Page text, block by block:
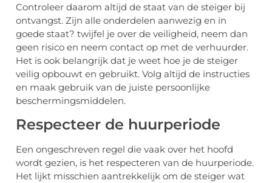
Controleer daarom altijd de staat van de steiger bij
ontvangst. Zijn alle onderdelen aanwezig en in
goede staat? twijfel je over de veiligheid, neem dan
geen risico en neem contact op met de verhuurder.
Het is ook belangrijk dat je weet hoe je de steiger
veilig opbouwt en gebruikt. Volg altijd de instructies
en maak gebruik van de juiste persoonlijke
beschermingsmiddelen.
Respecteer de huurperiode
Een ongeschreven regel die vaak over het hoofd
wordt gezien, is het respecteren van de huurperiode.
Het lijkt misschien aantrekkelijk om de steiger wat